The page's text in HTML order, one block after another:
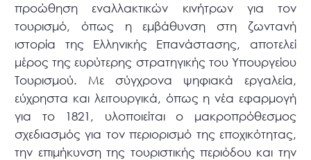
προώθηση εναλλακτικών κινήτρων για τον
τουρισμό, όπως η εμβάθυνση στη ζωντανή
ιστορία της Ελληνικής Επανάστασης, αποτελεί
μέρος της ευρύτερης στρατηγικής του Υπουργείου
Τουρισμού. Με σύγχρονα ψηφιακά εργαλεία,
εύχρηστα και λειτουργικά, όπως η νέα εφαρμογή
για το 1821, υλοποιείται ο μακροπρόθεσμος
σχεδιασμός για τον περιορισμό της εποχικότητας,
την επιμήκυνση της τουριστικής περιόδου και την